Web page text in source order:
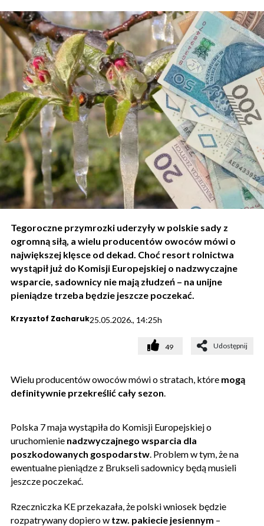
Tegoroczne przymrozki uderzyły w polskie sady z
ogromną siłą, a wielu producentów owoców mówi o
największej klęsce od dekad. Choć resort rolnictwa
wystąpił już do Komisji Europejskiej o nadzwyczajne
wsparcie, sadownicy nie mają złudzeń – na unijne
pieniądze trzeba będzie jeszcze poczekać.
Krzysztof Zacharuk25.05.2026., 14:25h
49 Udostępnij
Wielu producentów owoców mówi o stratach, które mogą
definitywnie przekreślić cały sezon.
Polska 7 maja wystąpiła do Komisji Europejskiej o
uruchomienie nadzwyczajnego wsparcia dla
poszkodowanych gospodarstw. Problem w tym, że na
ewentualne pieniądze z Brukseli sadownicy będą musieli
jeszcze poczekać.
Rzeczniczka KE przekazała, że polski wniosek będzie
rozpatrywany dopiero w tzw. pakiecie jesiennym –